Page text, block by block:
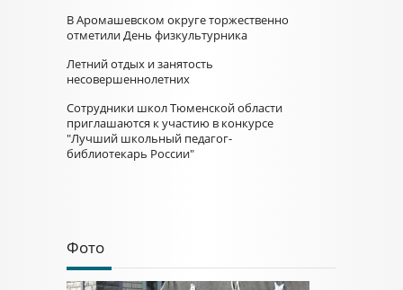
В Аромашевском округе торжественно
отметили День физкультурника
Летний отдых и занятость
несовершеннолетних
Сотрудники школ Тюменской области
приглашаются к участию в конкурсе
"Лучший школьный педагог-
библиотекарь России"
Фото